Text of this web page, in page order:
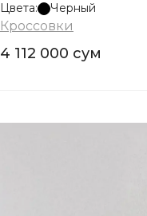
Цвета: Черный
Кроссовки
4 112 000 сум